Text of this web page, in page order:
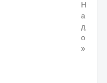
Н
а
д
о
»